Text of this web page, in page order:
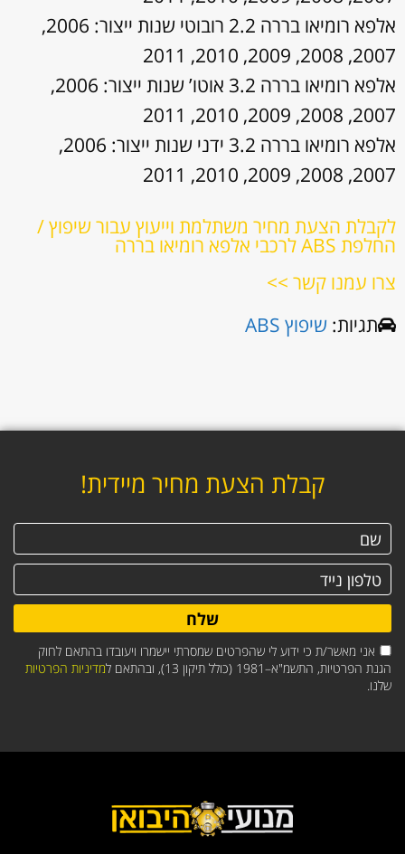
אלפא רומיאו בררה 2.2 רובוטי שנות ייצור: 2006,
2007, 2008, 2009, 2010, 2011
אלפא רומיאו בררה 3.2 אוטו’ שנות ייצור: 2006,
2007, 2008, 2009, 2010, 2011
אלפא רומיאו בררה 3.2 ידני שנות ייצור: 2006,
2007, 2008, 2009, 2010, 2011
לקבלת הצעת מחיר משתלמת וייעוץ עבור שיפוץ /
החלפת ABS לרכבי אלפא רומיאו בררה
צרו עמנו קשר >>
תגיות: שיפוץ ABS
קבלת הצעת מחיר מיידית!
אני מאשר/ת כי ידוע לי שהפרטים שמסרתי יישמרו ויעובדו בהתאם לחוק
הגנת הפרטיות, התשמ"א–1981 (כולל תיקון 13), ובהתאם ל
מדיניות הפרטיות
שלנו.
שלח